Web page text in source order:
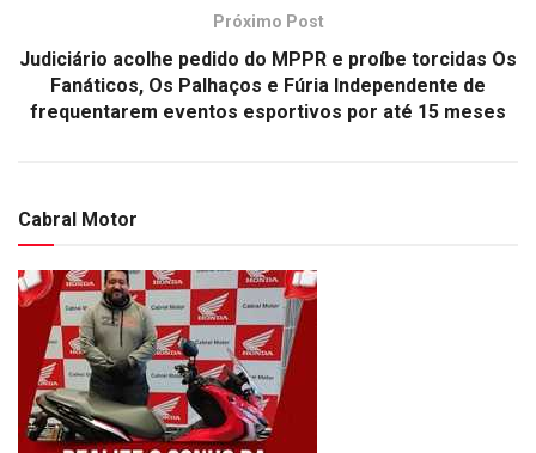
Próximo Post
Judiciário acolhe pedido do MPPR e proíbe torcidas Os
Fanáticos, Os Palhaços e Fúria Independente de
frequentarem eventos esportivos por até 15 meses
Cabral Motor